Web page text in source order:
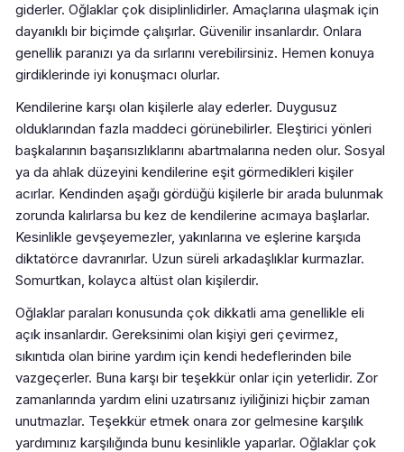
giderler. Oğlaklar çok disiplinlidirler. Amaçlarına ulaşmak için
dayanıklı bir biçimde çalışırlar. Güvenilir insanlardır. Onlara
genellik paranızı ya da sırlarını verebilirsiniz. Hemen konuya
girdiklerinde iyi konuşmacı olurlar.
Kendilerine karşı olan kişilerle alay ederler. Duygusuz
olduklarından fazla maddeci görünebilirler. Eleştirici yönleri
başkalarının başarısızlıklarını abartmalarına neden olur. Sosyal
ya da ahlak düzeyini kendilerine eşit görmedikleri kişiler
acırlar. Kendinden aşağı gördüğü kişilerle bir arada bulunmak
zorunda kalırlarsa bu kez de kendilerine acımaya başlarlar.
Kesinlikle gevşeyemezler, yakınlarına ve eşlerine karşıda
diktatörce davranırlar. Uzun süreli arkadaşlıklar kurmazlar.
Somurtkan, kolayca altüst olan kişilerdir.
Oğlaklar paraları konusunda çok dikkatli ama genellikle eli
açık insanlardır. Gereksinimi olan kişiyi geri çevirmez,
sıkıntıda olan birine yardım için kendi hedeflerinden bile
vazgeçerler. Buna karşı bir teşekkür onlar için yeterlidir. Zor
zamanlarında yardım elini uzatırsanız iyiliğinizi hiçbir zaman
unutmazlar. Teşekkür etmek onara zor gelmesine karşılık
yardımınız karşılığında bunu kesinlikle yaparlar. Oğlaklar çok